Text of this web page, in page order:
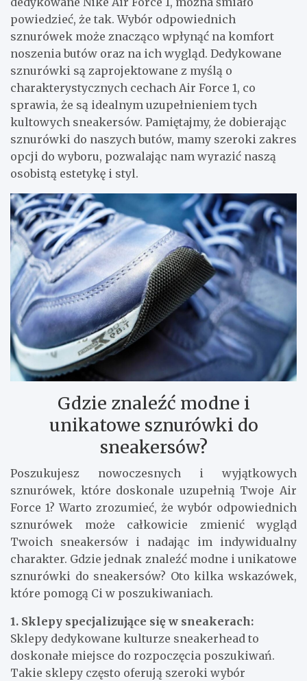
powiedzieć, że tak. Wybór odpowiednich
sznurówek może znacząco wpłynąć na komfort
noszenia butów oraz na ich wygląd. Dedykowane
sznurówki są zaprojektowane z myślą o
charakterystycznych cechach Air Force 1, co
sprawia, że są idealnym uzupełnieniem tych
kultowych sneakersów. Pamiętajmy, że dobierając
sznurówki do naszych butów, mamy szeroki zakres
opcji do wyboru, pozwalając nam wyrazić naszą
osobistą estetykę i styl.
Gdzie znaleźć modne i
unikatowe sznurówki do
sneakersów?
Poszukujesz nowoczesnych i wyjątkowych
sznurówek, które doskonale uzupełnią Twoje Air
Force 1? Warto zrozumieć, że wybór odpowiednich
sznurówek może całkowicie zmienić wygląd
Twoich sneakersów i nadając im indywidualny
charakter. Gdzie jednak znaleźć modne i unikatowe
sznurówki do sneakersów? Oto kilka wskazówek,
które pomogą Ci w poszukiwaniach.
1. Sklepy specjalizujące się w sneakerach:
Sklepy dedykowane kulturze sneakerhead to
doskonałe miejsce do rozpoczęcia poszukiwań.
Takie sklepy często oferują szeroki wybór